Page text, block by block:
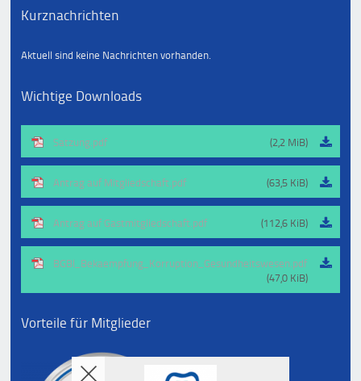
Kurznachrichten
Aktuell sind keine Nachrichten vorhanden.
Wichtige Downloads
Satzung.pdf (2,2 MiB)
Antrag auf Mitgliedschaft.pdf (63,5 KiB)
Antrag auf Gastmitgliedschaft.pdf (112,6 KiB)
BGBl_Bekaempfung_Korruption_Gesundheitswesen.pdf
(47,0 KiB)
Vorteile für Mitglieder